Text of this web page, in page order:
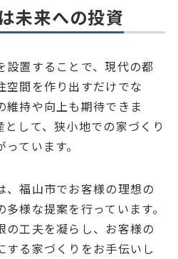
未来への投資
設置することで、現代の都
空間を作り出すだけでな
維持や向上も期待できま
して、狭小地での家づくり
ています。
、福山市でお客様の理想の
様な提案を行っています。
の工夫を凝らし、お客様の
する家づくりをお手伝いし